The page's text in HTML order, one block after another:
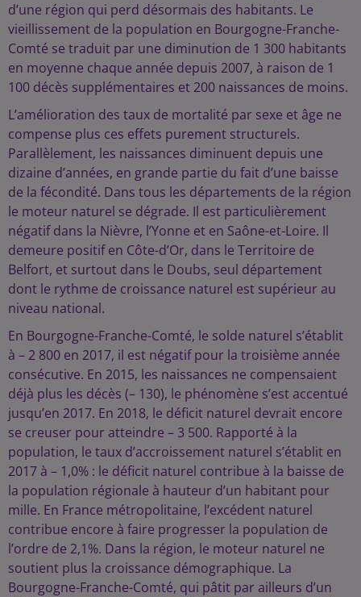
d’une région qui perd désormais des habitants. Le
vieillissement de la population en Bourgogne-Franche-
Comté se traduit par une diminution de 1 300 habitants
en moyenne chaque année depuis 2007, à raison de 1
100 décès supplémentaires et 200 naissances de moins.
L’amélioration des taux de mortalité par sexe et âge ne
compense plus ces effets purement structurels.
Parallèlement, les naissances diminuent depuis une
dizaine d’années, en grande partie du fait d’une baisse
de la fécondité. Dans tous les départements de la région
le moteur naturel se dégrade. Il est particulièrement
négatif dans la Nièvre, l’Yonne et en Saône-et-Loire. Il
demeure positif en Côte-d’Or, dans le Territoire de
Belfort, et surtout dans le Doubs, seul département
dont le rythme de croissance naturel est supérieur au
niveau national.
En Bourgogne-Franche-Comté, le solde naturel s’établit
à – 2 800 en 2017, il est négatif pour la troisième année
consécutive. En 2015, les naissances ne compensaient
déjà plus les décès (– 130), le phénomène s’est accentué
jusqu’en 2017. En 2018, le déficit naturel devrait encore
se creuser pour atteindre – 3 500. Rapporté à la
population, le taux d’accroissement naturel s’établit en
2017 à – 1,0% : le déficit naturel contribue à la baisse de
la population régionale à hauteur d’un habitant pour
mille. En France métropolitaine, l’excédent naturel
contribue encore à faire progresser la population de
l’ordre de 2,1%. Dans la région, le moteur naturel ne
soutient plus la croissance démographique. La
Bourgogne-Franche-Comté, qui pâtit par ailleurs d’un